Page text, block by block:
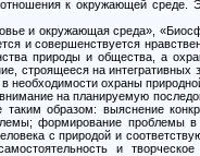
к окружающей среде.
и окружающая среда»,
и совершенствуется
природы и общества, а
строящееся на
охраны
на планируемую
образом: выяснение
формирование проблемы
с природой и
и